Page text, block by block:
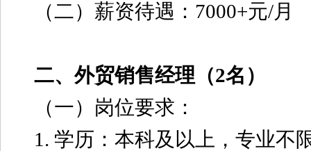
（二）薪资待遇：7000+元/月
二、外贸销售经理（2名）
（一）岗位要求：
1. 学历：本科及以上，专业不